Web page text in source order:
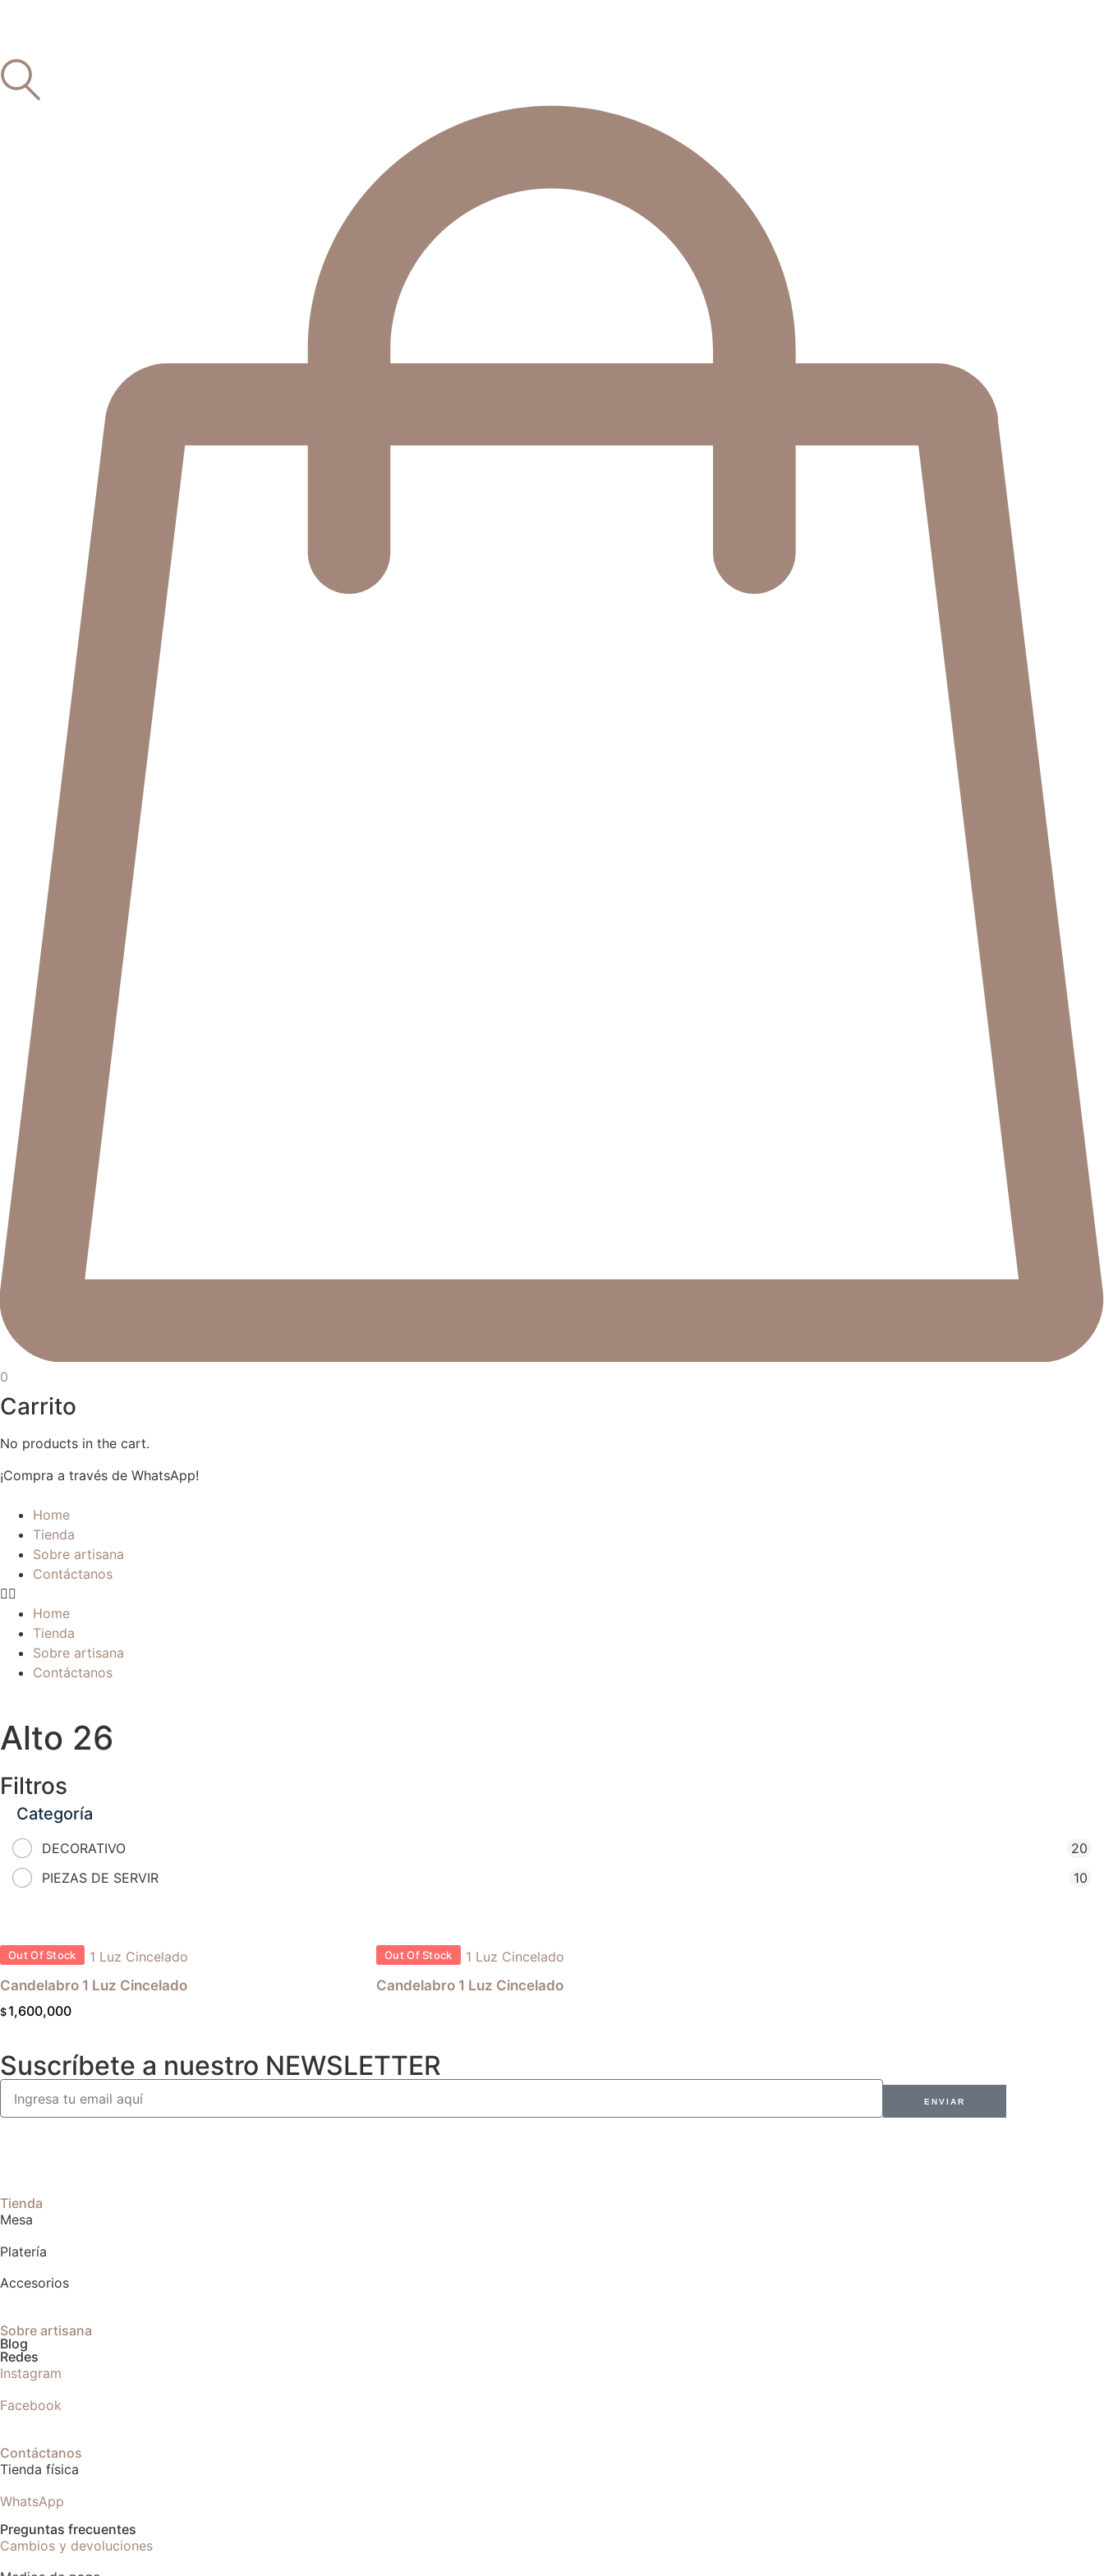
0
Carrito
No products in the cart.
¡Compra a través de WhatsApp!
Home
Tienda
Sobre artisana
Contáctanos
Home
Tienda
Sobre artisana
Contáctanos
Alto 26
Filtros
Categoría
DECORATIVO
20
PIEZAS DE SERVIR
10
Out Of Stock
Candelabro 1 Luz Cincelado
$ 1,600,000
Out Of Stock
Candelabro 1 Luz Cincelado
Suscríbete a nuestro NEWSLETTER
ENVIAR
Tienda
Mesa
Platería
Accesorios
Sobre artisana
Blog
Redes
Instagram
Facebook
Contáctanos
Tienda física
WhatsApp
Preguntas frecuentes
Cambios y devoluciones